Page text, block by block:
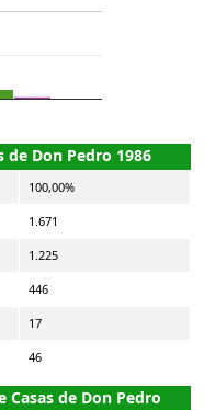
de Don Pedro 1986
100,00%
1.671
1.225
446
17
46
de Don Pedro